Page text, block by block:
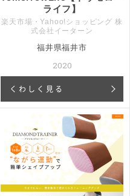
ライフ】
楽天市場・Yahoo!ショッピング 株
式会社イーターン
福井県福井市
2020
くわしく見る